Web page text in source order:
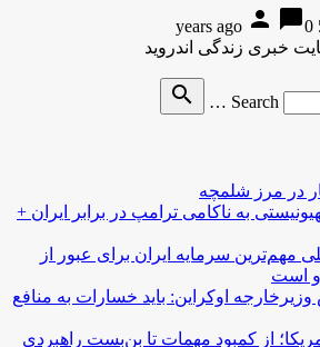
person chat_bubble0
Search …
search
در مرز شلمچه
به ناکامی ترامپ در برابر ایران +
مهم‌ترین سرمایه ایران برای عبور از
است
اوکراین: باید خسارات به منافع
از کمبود مهمات تا بن‌بست راهبردی